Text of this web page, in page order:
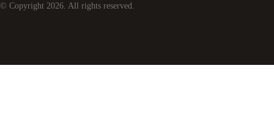
© Copyright 2026 . All rights reserved.